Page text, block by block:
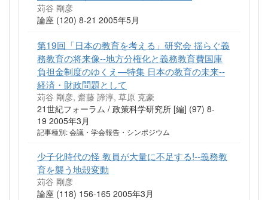
苅谷 剛彦
論座 (120) 8-21 2005年5月
第19回「日本の教育を考える」研究会 揺らぐ義
務教育の将来像--地方分権化と義務教育費国庫
負担金制度のゆくえ—特集 日本の教育の未来--
経済・財政問題として
苅谷 剛彦, 齋藤 諦淳, 草原 克豪
21世紀フォーラム / 政策科学研究所 [編] (97) 8-
19 2005年3月
記事種別: 会議・学会報告・シンポジウム
少子化時代の怪 教員が大量に不足する!--義務教
育を襲う地殻変動
苅谷 剛彦
論座 (118) 156-165 2005年3月